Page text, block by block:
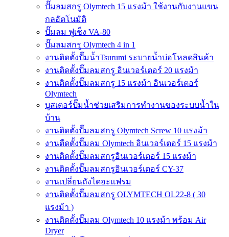
ปั๊มลมสกรู Olymtech 15 แรงม้า ใช้งานกับงานแขน
กลอัตโนมัติ
ปั๊มลม ฟูเช็ง VA-80
ปั๊มลมสกรู Olymtech 4 in 1
งานติดตั้งปั๊มน้ำTsurumi ระบายน้ำบ่อโหลดสินค้า
งานติดตั้งปั๊มลมสกรู อินเวอร์เตอร์ 20 แรงม้า
งานติดตั้งปั๊มลมสกรู 15 แรงม้า อินเวอร์เตอร์
Olymtech
บูสเตอร์ปั๊มน้ำช่วยเสริมการทำงานของระบบน้ำใน
บ้าน
งานติดตั้งปั๊มลมสกรู Olymtech Screw 10 แรงม้า
งานตืดตั้งปั๊มลม Olymtech อินเวอร์เตอร์ 15 แรงม้า
งานติดตั้งปั๊มลมสกรูอินเวอร์เตอร์ 15 แรงม้า
งานติดตั้งปั๊มลมสกรูอินเวอร์เตอร์ CY-37
งานเปลี่ยนถังไดอะแฟรม
งานติดตั้งปั๊มลมสกรู OLYMTECH OL22-8 ( 30
แรงม้า )
งานติดตั้งปั๊มลม Olymtech 10 แรงม้า พร้อม Air
Dryer